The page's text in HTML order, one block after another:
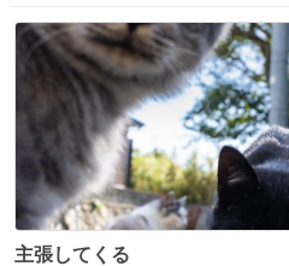
数
ス
ト
数
ね
数
主張してくる